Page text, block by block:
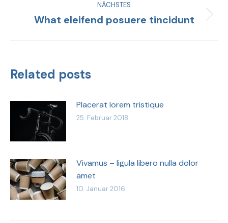
NÄCHSTES
What eleifend posuere tincidunt
Related posts
Placerat lorem tristique
25. Februar 2018
Vivamus – ligula libero nulla dolor
amet
10. Januar 2016